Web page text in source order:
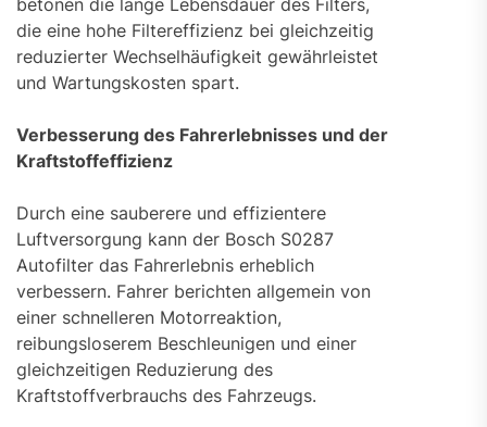
die eine hohe Filtereffizienz bei gleichzeitig
reduzierter Wechselhäufigkeit gewährleistet
und Wartungskosten spart.
Verbesserung des Fahrerlebnisses und der
Kraftstoffeffizienz
Durch eine sauberere und effizientere
Luftversorgung kann der Bosch S0287
Autofilter das Fahrerlebnis erheblich
verbessern. Fahrer berichten allgemein von
einer schnelleren Motorreaktion,
reibungsloserem Beschleunigen und einer
gleichzeitigen Reduzierung des
Kraftstoffverbrauchs des Fahrzeugs.